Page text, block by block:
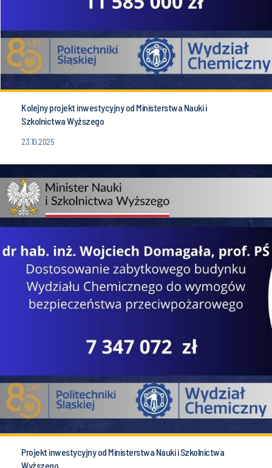
Kolejny projekt inwestycyjny od Ministerstwa Nauki i
Szkolnictwa Wyższego
23.10.2025
Projekt inwestycyjny od Ministerstwa Nauki i Szkolnictwa
Wyższego